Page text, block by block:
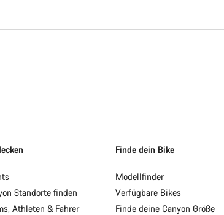
Standorte finden
Athleten & Fahrer
Finde dein Bike
Modellfinder
Verfügbare Bikes
Finde deine Canyon Größe